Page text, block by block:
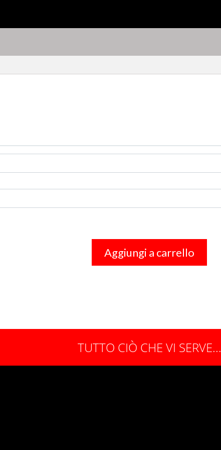
Aggiungi a carrello
TUTTO CIÒ CHE VI SERVE...